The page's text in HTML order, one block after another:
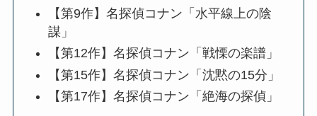
【第9作】名探偵コナン「水平線上の陰
謀」
【第12作】名探偵コナン「戦慄の楽譜」
【第15作】名探偵コナン「沈黙の15分」
【第17作】名探偵コナン「絶海の探偵」